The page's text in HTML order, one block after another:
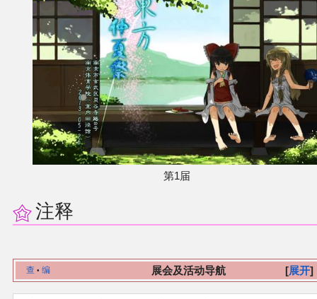
第1届
注释
展开
查 • 编 展会及活动导航
THB相关项目
THB策划
THB媒体
THB协力
关于THBWiki